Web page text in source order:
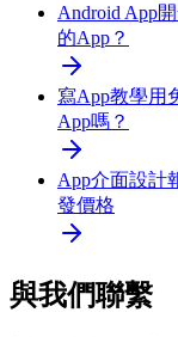
Android App
的App？
寫App教學用
App嗎？
App介面設計
發價格
與我們聯繫